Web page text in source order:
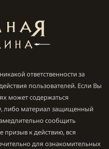
ответственности за
пользователей. Если Вы
может содержаться
либо материал защищенный
сообщить
призыв к действию, вся
для ознакомительных